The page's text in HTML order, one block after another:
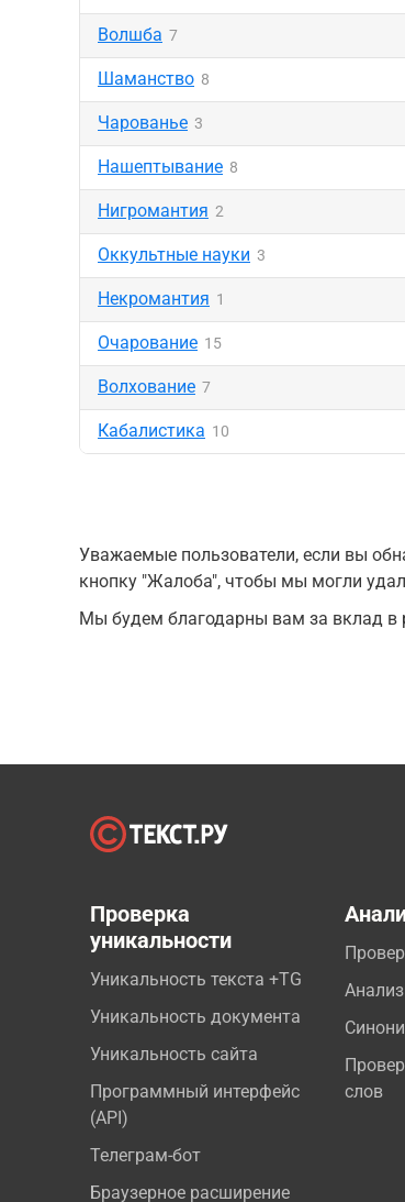
Волшба 7
Шаманство 8
Чарованье 3
Нашептывание 8
Нигромантия 2
Оккультные науки 3
Некромантия 1
Очарование 15
Волхование 7
Кабалистика 10
Уважаемые пользователи, если вы
кнопку "Жалоба", чтобы мы могли
Мы будем благодарны вам за вклад в
Проверка
уникальности
Уникальность текста +TG
Уникальность документа
Уникальность сайта
Программный интерфейс
(API)
Телеграм-бот
Браузерное расширение
Анализ
слов